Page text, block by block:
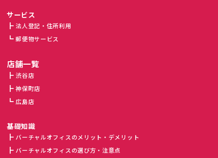
サービス
法人登記・住所利用
郵便物サービス
店舗一覧
渋谷店
神保町店
広島店
基礎知識
バーチャルオフィスのメリット・デメリット
バーチャルオフィスの選び方・注意点